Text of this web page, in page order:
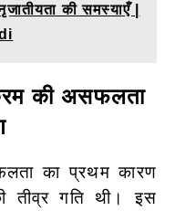
की समस्याएँ |
की असफलता
का प्रथम कारण
तीव्र गति थी। इस